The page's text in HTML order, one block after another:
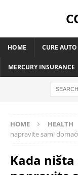
HOME CURE
MERCURY INSURANCE
HOME HEALTH
napravite sami
Kada